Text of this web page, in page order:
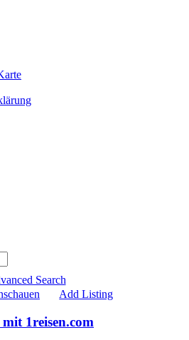
Search
Add Listing
1reisen.com